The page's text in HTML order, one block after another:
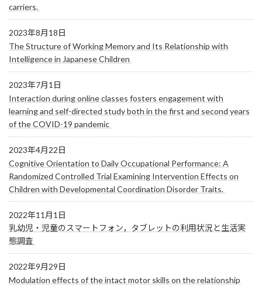
carriers.
2023年8月18日
The Structure of Working Memory and Its Relationship with
Intelligence in Japanese Children
2023年7月1日
Interaction during online classes fosters engagement with
learning and self-directed study both in the first and second years
of the COVID-19 pandemic
2023年4月22日
Cognitive Orientation to Daily Occupational Performance: A
Randomized Controlled Trial Examining Intervention Effects on
Children with Developmental Coordination Disorder Traits.
2022年11月1日
乳幼児・児童のスマートフォン，タブレットの利用状況と生活実
態調査
2022年9月29日
Modulation effects of the intact motor skills on the relationship